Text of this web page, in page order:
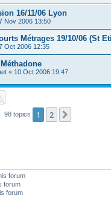
16/11/06 Lyon
Nov 2006 13:50
Métrages 19/10/06 (St
Oct 2006 12:35
« 10 Oct 2006 19:47
98 topics 1 2
forum
forum
forum